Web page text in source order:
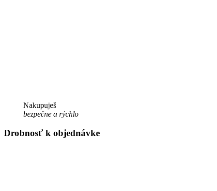
Nakupuješ
bezpečne a rýchlo
Drobnosť k objednávke